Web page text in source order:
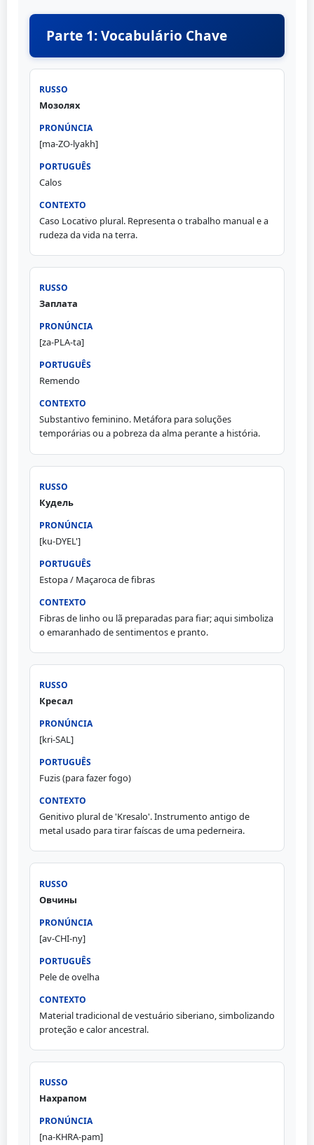
Parte 1: Vocabulário Chave
Мозолях
[ma-ZO-lyakh]
Calos
Caso Locativo plural. Representa o trabalho manual e a
rudeza da vida na terra.
Заплата
[za-PLA-ta]
Remendo
Substantivo feminino. Metáfora para soluções
temporárias ou a pobreza da alma perante a história.
Кудель
[ku-DYEL']
Estopa / Maçaroca de fibras
Fibras de linho ou lã preparadas para fiar; aqui simboliza
o emaranhado de sentimentos e pranto.
Кресал
[kri-SAL]
Fuzis (para fazer fogo)
Genitivo plural de 'Kresalo'. Instrumento antigo de
metal usado para tirar faíscas de uma pederneira.
Овчины
[av-CHI-ny]
Pele de ovelha
Material tradicional de vestuário siberiano, simbolizando
proteção e calor ancestral.
Нахрапом
[na-KHRA-pam]